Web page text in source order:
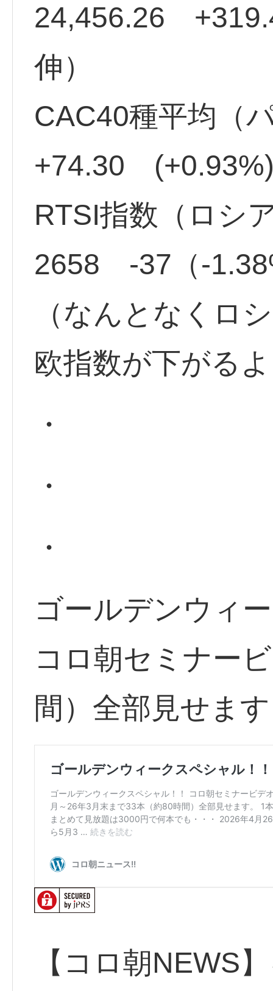
24,456.26
伸）
CAC40種平均
+74.30
RTSI指数（ロシ
2658 -37（-
（なんとなくロ
欧指数が下がる
・
・
・
ゴールデンウィ
コロ朝セミナー
間）全部見せます
【コロ朝NEWS